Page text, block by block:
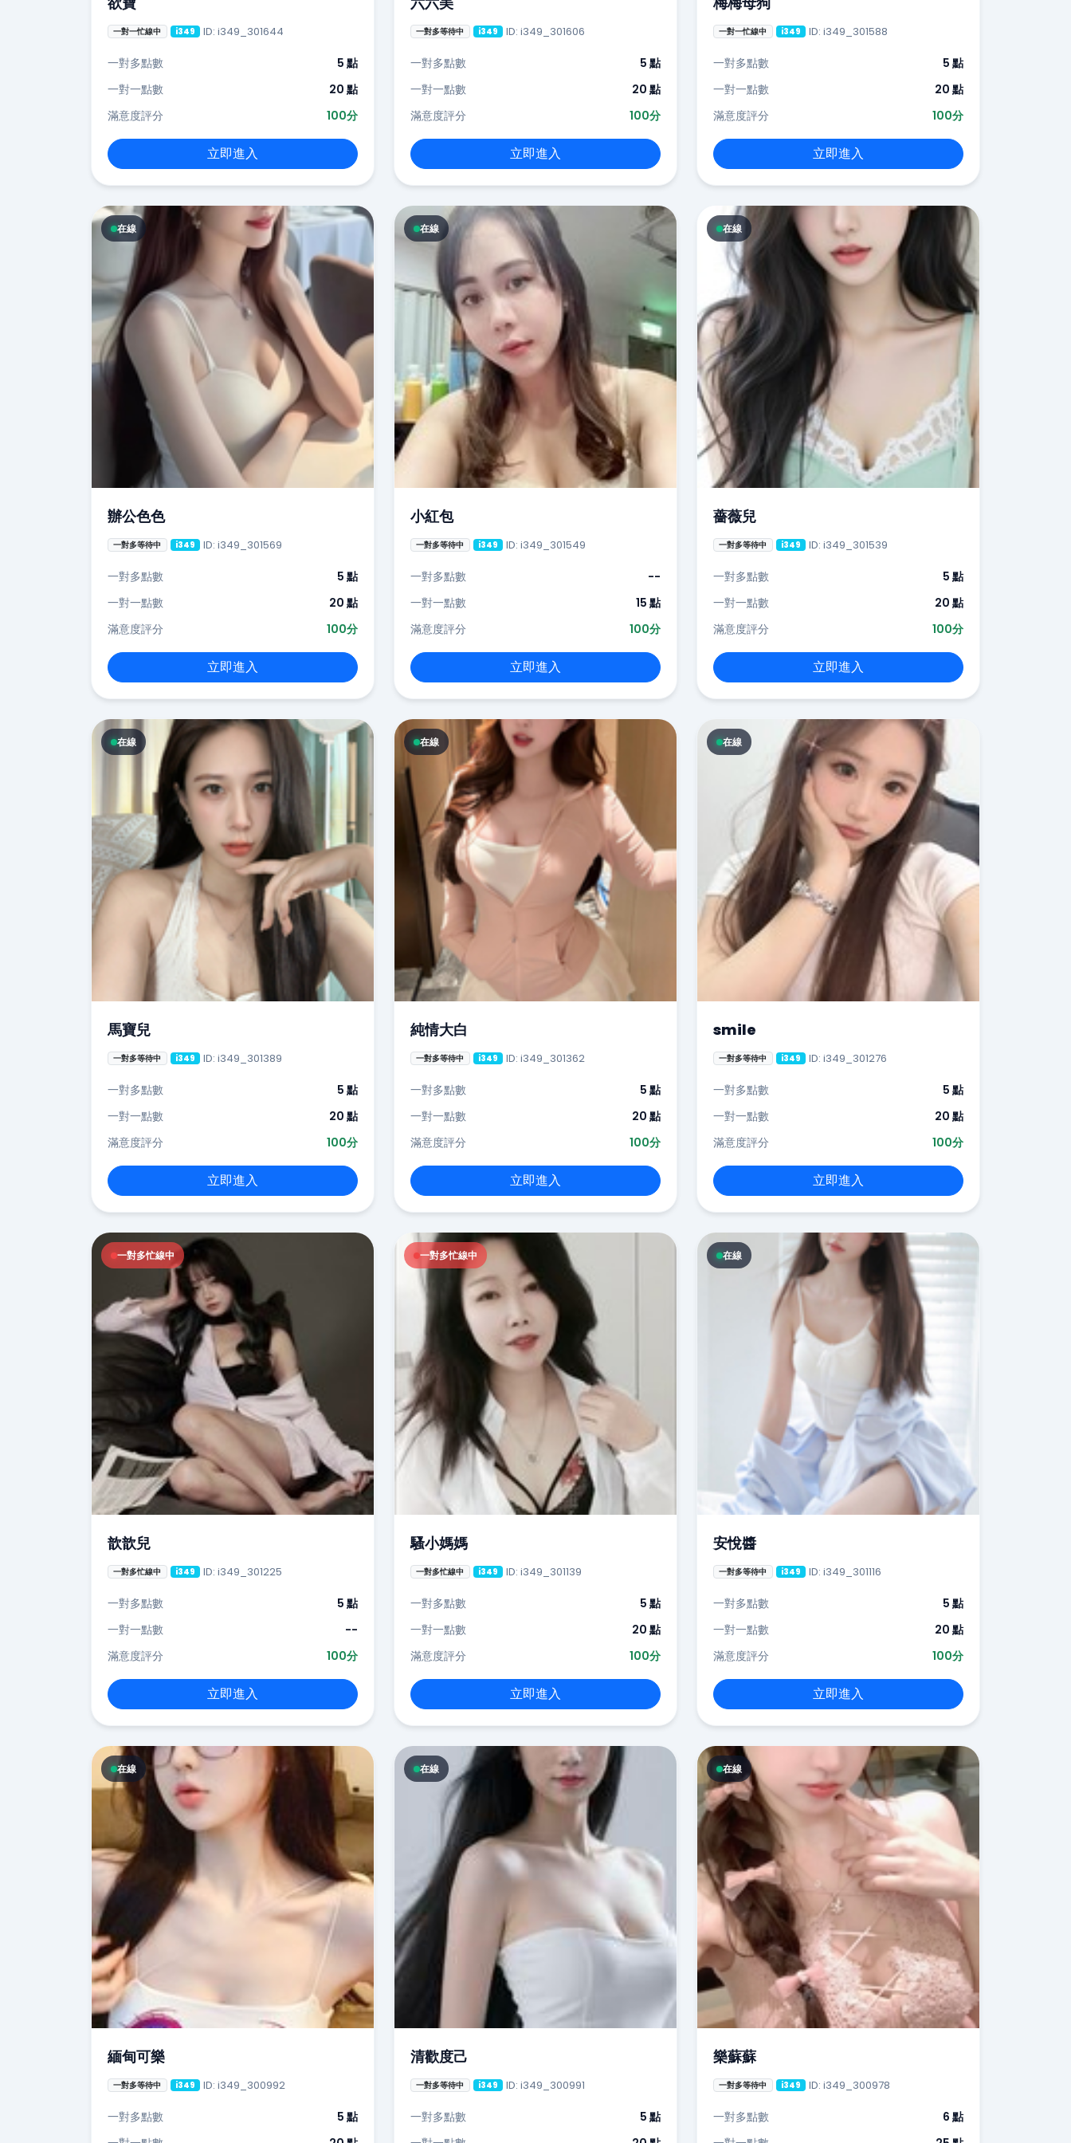
一對一忙線中 i349 ID: i349_301644
一對多點數
5 點
一對一點數
20 點
滿意度評分
100分
立即進入
一對多等待中 i349 ID: i349_301606
一對多點數
5 點
一對一點數
20 點
滿意度評分
100分
立即進入
一對一忙線中 i349 ID: i349_301588
一對多點數
5 點
一對一點數
20 點
滿意度評分
100分
立即進入
在線
辦公色色
一對多等待中 i349 ID: i349_301569
一對多點數
5 點
一對一點數
20 點
滿意度評分
100分
立即進入
在線
小紅包
一對多等待中 i349 ID: i349_301549
一對多點數
--
一對一點數
15 點
滿意度評分
100分
立即進入
在線
薔薇兒
一對多等待中 i349 ID: i349_301539
一對多點數
5 點
一對一點數
20 點
滿意度評分
100分
立即進入
在線
馬寶兒
一對多等待中 i349 ID: i349_301389
一對多點數
5 點
一對一點數
20 點
滿意度評分
100分
立即進入
在線
純情大白
一對多等待中 i349 ID: i349_301362
一對多點數
5 點
一對一點數
20 點
滿意度評分
100分
立即進入
在線
smile
一對多等待中 i349 ID: i349_301276
一對多點數
5 點
一對一點數
20 點
滿意度評分
100分
立即進入
一對多忙線中
歆歆兒
一對多忙線中 i349 ID: i349_301225
一對多點數
5 點
一對一點數
--
滿意度評分
100分
立即進入
一對多忙線中
騷小媽媽
一對多忙線中 i349 ID: i349_301139
一對多點數
5 點
一對一點數
20 點
滿意度評分
100分
立即進入
在線
安悅醬
一對多等待中 i349 ID: i349_301116
一對多點數
5 點
一對一點數
20 點
滿意度評分
100分
立即進入
在線
緬甸可樂
一對多等待中 i349 ID: i349_300992
一對多點數
5 點
在線
清歡度己
一對多等待中 i349 ID: i349_300991
一對多點數
5 點
在線
樂蘇蘇
一對多等待中 i349 ID: i349_300978
一對多點數
6 點